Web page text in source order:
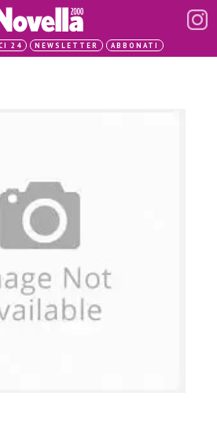
24 NEWSLETTER ABBONATI